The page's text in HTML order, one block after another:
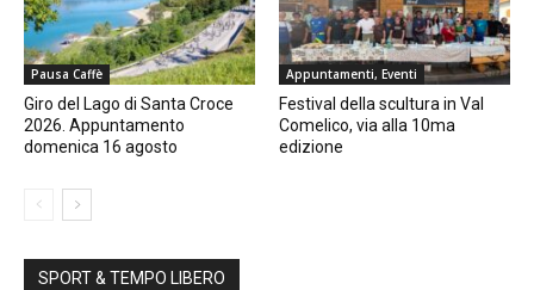
Pausa Caffè
Giro del Lago di Santa Croce
2026. Appuntamento
domenica 16 agosto
Appuntamenti, Eventi
Festival della scultura in Val
Comelico, via alla 10ma
edizione
SPORT & TEMPO LIBERO